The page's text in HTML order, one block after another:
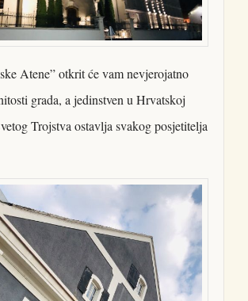
Atene” otkrit će vam nevjerojatno
grada, a jedinstven u Hrvatskoj
Trojstva ostavlja svakog posjetitelja